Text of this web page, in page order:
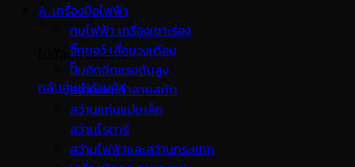
ไม่มีสินค้าในตะกร้า
กลับสู่หน้าร้านค้า
A. เครื่องมือไฟฟ้า
กบไฟฟ้า เครื่องเซาะร่อง
จิ๊กซอว์ เลื่อยวงเดือน
ปั๊มอัดฉีดแรงดันสูง
สว่านเจาะทำลายสกัด
สว่านแท่นแม่เหล็ก
สว่านโรตารี
สว่านไฟฟ้าและสว่านกระแทก